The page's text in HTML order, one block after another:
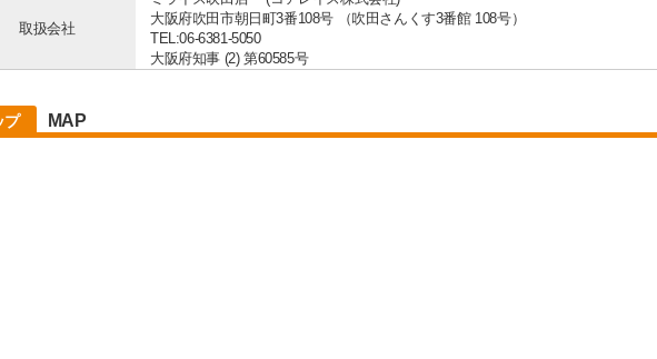
取扱会社
大阪府吹田市朝日町3番108号 （吹田さんくす3番館 108号）
TEL:06-6381-5050
大阪府知事 (2) 第60585号
プ MAP